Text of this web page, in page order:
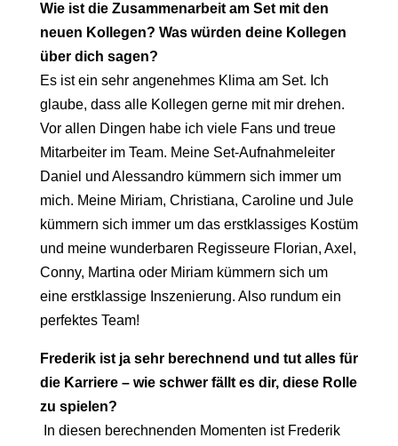
Wie ist die Zusammenarbeit am Set mit den
neuen Kollegen? Was würden deine Kollegen
über dich sagen?
Es ist ein sehr angenehmes Klima am Set. Ich
glaube, dass alle Kollegen gerne mit mir drehen.
Vor allen Dingen habe ich viele Fans und treue
Mitarbeiter im Team. Meine Set-Aufnahmeleiter
Daniel und Alessandro kümmern sich immer um
mich. Meine Miriam, Christiana, Caroline und Jule
kümmern sich immer um das erstklassiges Kostüm
und meine wunderbaren Regisseure Florian, Axel,
Conny, Martina oder Miriam kümmern sich um
eine erstklassige Inszenierung. Also rundum ein
perfektes Team!
Frederik ist ja sehr berechnend und tut alles für
die Karriere – wie schwer fällt es dir, diese Rolle
zu spielen?
In diesen berechnenden Momenten ist Frederik